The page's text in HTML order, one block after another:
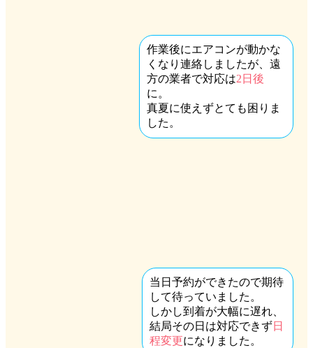
作業後にエアコンが動かな
くなり連絡しましたが、遠
方の業者で対応は2日後
に。
真夏に使えずとても困りま
した。
当日予約ができたので期待
して待っていました。
しかし到着が大幅に遅れ、
結局その日は対応できず日
程変更になりました。